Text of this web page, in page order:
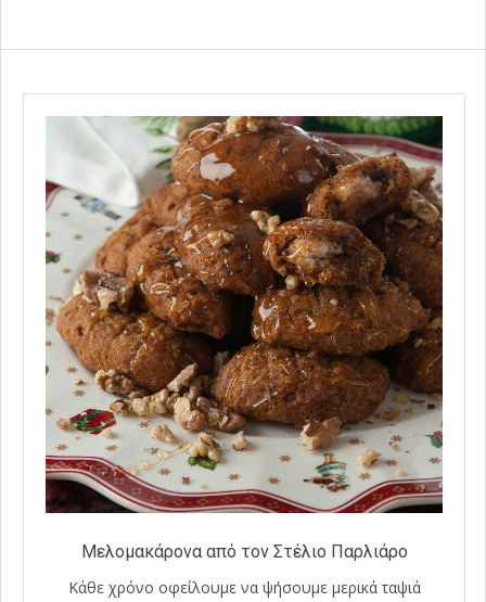
Μελομακάρονα από τον Στέλιο Παρλιάρο
Κάθε χρόνο οφείλουμε να ψήσουμε μερικά ταψιά